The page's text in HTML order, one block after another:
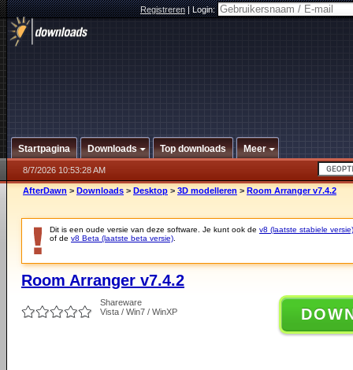
Registreren|Login:
Startpagina Downloads Top downloads Meer
8/7/2026 10:53:28 AM
AfterDawn > Downloads > Desktop > 3D modelleren > Room Arranger v7.4.2
Dit is een oude versie van deze software. Je kunt ook de v8 (laatste stabiele versie)
of de v8 Beta (laatste beta versie)
Room Arranger v7.4.2
Shareware
Vista / Win7 / WinXP